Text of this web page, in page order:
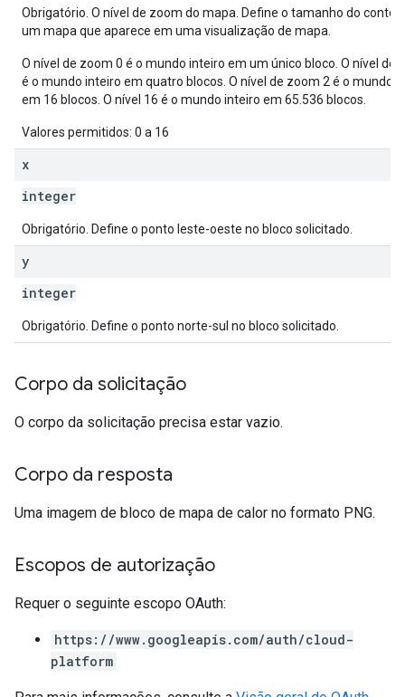
Obrigatório. O nível de zoom do mapa. Define o tamanho do
um mapa que aparece em uma visualização de mapa.
O nível de zoom 0 é o mundo inteiro em um único bloco. O nível de
é o mundo inteiro em quatro blocos. O nível de zoom 2 é o mundo
em 16 blocos. O nível 16 é o mundo inteiro em 65.536 blocos.
Valores permitidos: 0 a 16
x
integer
Obrigatório. Define o ponto leste-oeste no bloco solicitado.
y
integer
Obrigatório. Define o ponto norte-sul no bloco solicitado.
Corpo da solicitação
O corpo da solicitação precisa estar vazio.
Corpo da resposta
Uma imagem de bloco de mapa de calor no formato PNG.
Escopos de autorização
Requer o seguinte escopo OAuth:
https://www.googleapis.com/auth/cloud-
platform